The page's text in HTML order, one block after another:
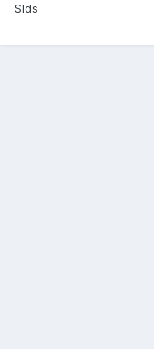
Slds